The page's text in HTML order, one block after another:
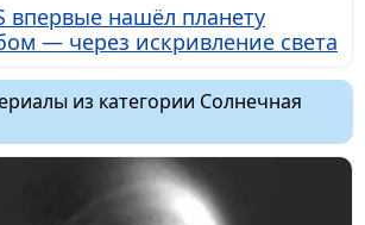
впервые нашёл планету
— через искривление света
из категории Солнечная